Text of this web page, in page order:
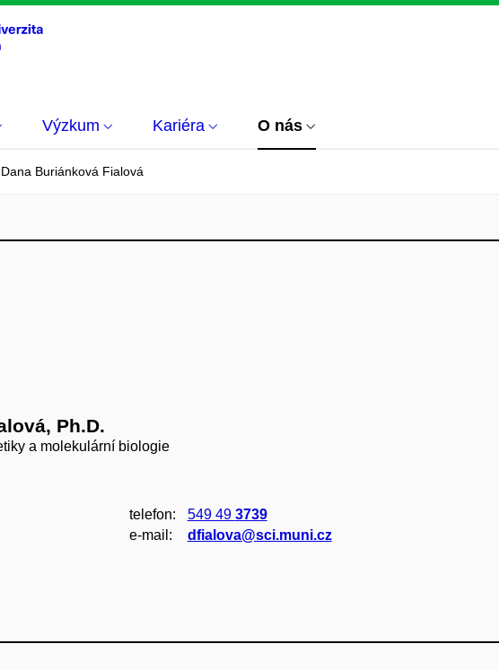
Výzkum Kariéra O nás
Dana Buriánková Fialová
Ph.D.
a molekulární biologie
telefon: 549 49 3739
e‑mail:
dfialova@sci.muni.cz